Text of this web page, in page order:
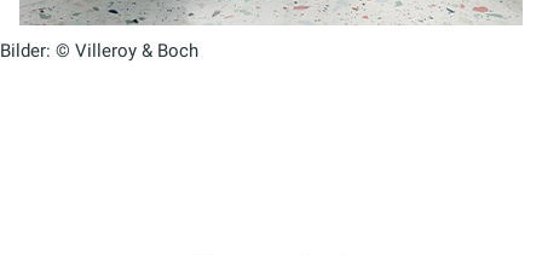
Bilder: © Villeroy & Boch